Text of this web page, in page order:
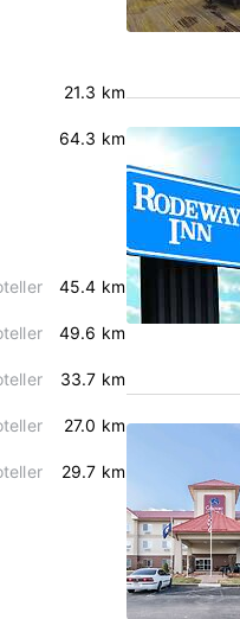
21.3 km
64.3 km
45.4 km
49.6 km
33.7 km
27.0 km
29.7 km